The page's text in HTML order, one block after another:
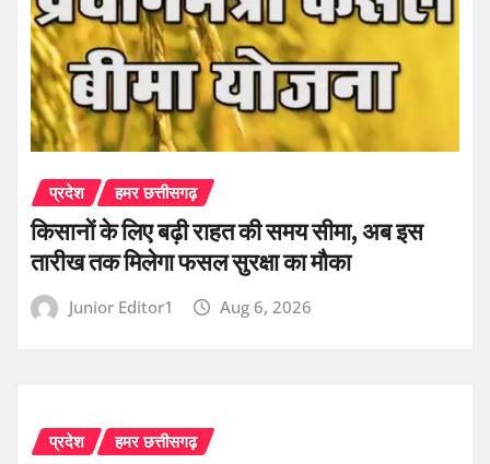
प्रदेश हमर छत्तीसगढ़
किसानों के लिए बढ़ी राहत की समय सीमा, अब इस
तारीख तक मिलेगा फसल सुरक्षा का मौका
Junior Editor1 Aug 6, 2026
प्रदेश हमर छत्तीसगढ़